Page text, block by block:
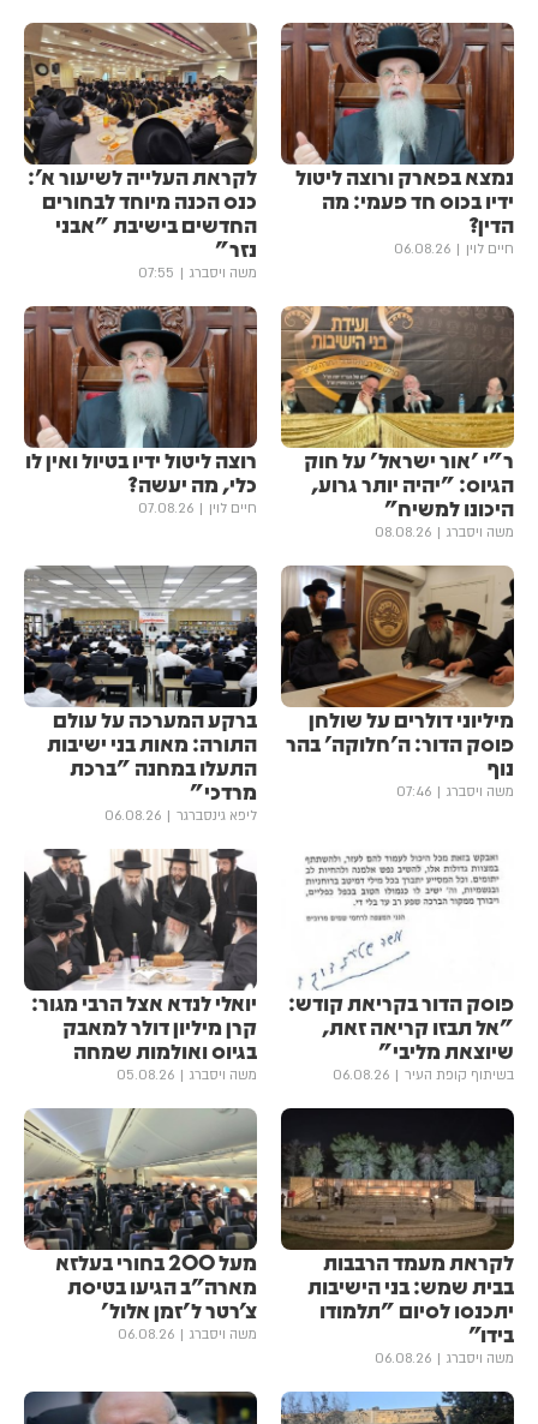
נמצא בפארק ורוצה ליטול
ידיו בכוס חד פעמי: מה
הדין?
חיים לוין 06.08.26
לקראת העלייה לשיעור א':
כנס הכנה מיוחד לבחורים
החדשים בישיבת "אבני
נזר"
משה ויסברג 07:55
ר"י 'אור ישראל' על חוק
הגיוס: "יהיה יותר גרוע,
היכונו למשיח"
משה ויסברג 08.08.26
רוצה ליטול ידיו בטיול ואין לו
כלי, מה יעשה?
חיים לוין 07.08.26
מיליוני דולרים על שולחן
פוסק הדור: ה'חלוקה' בהר
נוף
משה ויסברג 07:46
ברקע המערכה על עולם
התורה: מאות בני ישיבות
התעלו במחנה "ברכת
מרדכי"
ליפא גינסברגר 06.08.26
פוסק הדור בקריאת קודש:
"אל תבזו קריאה זאת,
שיוצאת מליבי"
בשיתוף קופת העיר 06.08.26
יואלי לנדא אצל הרבי מגור:
קרן מיליון דולר למאבק
בגיוס ואולמות שמחה
משה ויסברג 05.08.26
לקראת מעמד הרבבות
בבית שמש: בני הישיבות
יתכנסו לסיום "תלמודו
בידו"
משה ויסברג 06.08.26
מעל 200 בחורי בעלזא
מארה"ב הגיעו בטיסת
צ'רטר ל'זמן אלול'
משה ויסברג 06.08.26